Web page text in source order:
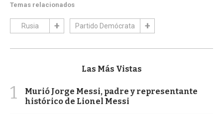
Temas relacionados
Rusia Partido Demócrata
Las Más Vistas
1
Murió Jorge Messi, padre y representante
histórico de Lionel Messi